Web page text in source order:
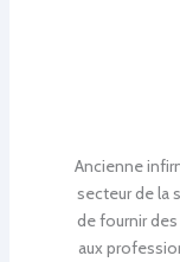
Ancienne
secteur de la
de fournir
aux